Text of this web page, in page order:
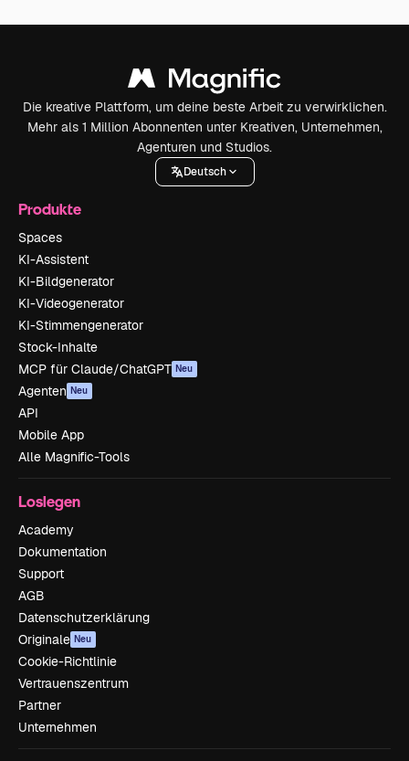
Die kreative Plattform, um deine beste Arbeit zu verwirklichen.
Mehr als 1 Million Abonnenten unter Kreativen, Unternehmen,
Agenturen und Studios.
Deutsch
Produkte
Spaces
KI-Assistent
KI-Bildgenerator
KI-Videogenerator
KI-Stimmengenerator
Stock-Inhalte
MCP für Claude/ChatGPT Neu
Agenten Neu
API
Mobile App
Alle Magnific-Tools
Loslegen
Academy
Dokumentation
Support
AGB
Datenschutzerklärung
Originale Neu
Cookie-Richtlinie
Vertrauenszentrum
Partner
Unternehmen